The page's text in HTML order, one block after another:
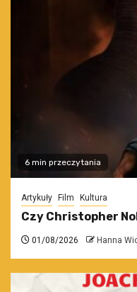
6 min przeczytania
Artykuły Film Kultura
Czy Christopher
01/08/2026 Hanna